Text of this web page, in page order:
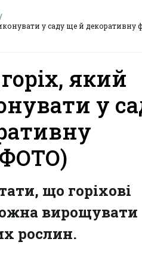
у саду ще й декоративну
який
у
що горіхові
вирощувати
рослин.